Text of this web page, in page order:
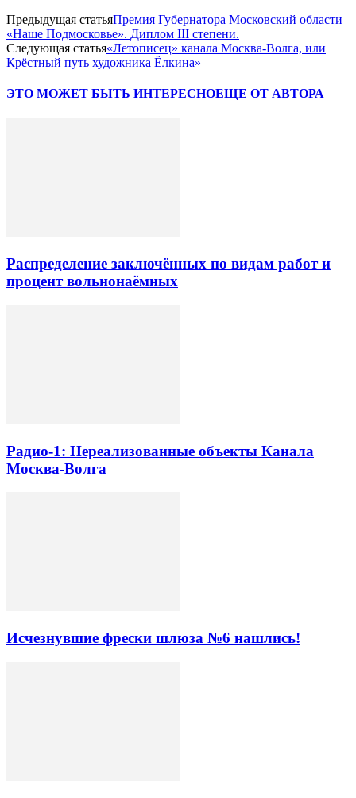
Предыдущая статьяПремия Губернатора Московский области
«Наше Подмосковье». Диплом III степени.
Следующая статья«Летописец» канала Москва-Волга, или
Крёстный путь художника Ёлкина»
ЭТО МОЖЕТ БЫТЬ ИНТЕРЕСНОЕЩЕ ОТ АВТОРА
Распределение заключённых по видам работ и
процент вольнонаёмных
Радио-1: Нереализованные объекты Канала
Москва-Волга
Исчезнувшие фрески шлюза №6 нашлись!